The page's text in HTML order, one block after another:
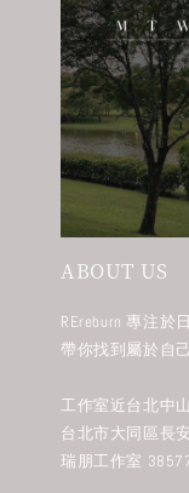
ABOUT US
REreburn 專注於
帶你找到屬於自
工作室近台北中
台北市大同區長
瑞朋工作室